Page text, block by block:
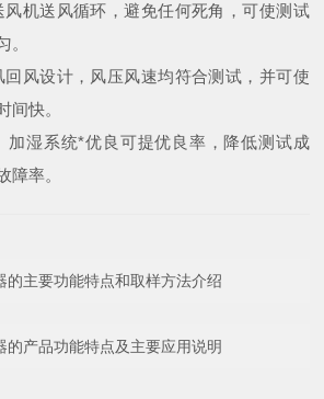
机送风循环，避免任何死角，可使测试
。
风设计，风压风速均符合测试，并可使
间快。
湿系统*优良可提优良率，降低测试成
障率。
的主要功能特点和取样方法介绍
的产品功能特点及主要应用说明